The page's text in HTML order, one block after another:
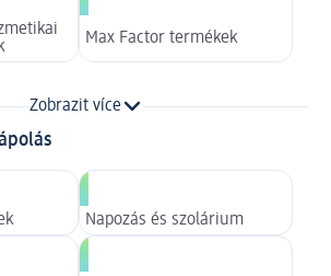
Max Factor termékek
Zobrazit více
Napozás és szolárium